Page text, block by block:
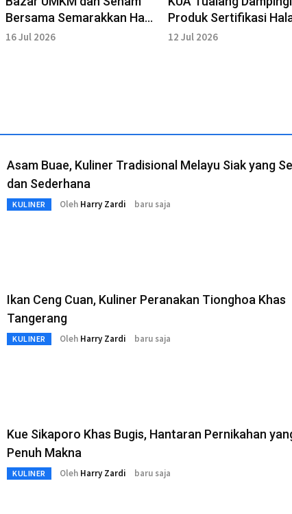
Bersama Semarakkan Hari
Koperasi di Bengkalis
16 Jul 2026
Produk Sertifikasi
Traseduh Coffee and
12 Jul 2026
Asam Buae, Kuliner Tradisional Melayu Siak yang
dan Sederhana
KULINER Oleh Harry Zardi baru saja
Ikan Ceng Cuan, Kuliner Peranakan Tionghoa Khas
Tangerang
KULINER Oleh Harry Zardi baru saja
Kue Sikaporo Khas Bugis, Hantaran Pernikahan
Penuh Makna
KULINER Oleh Harry Zardi baru saja